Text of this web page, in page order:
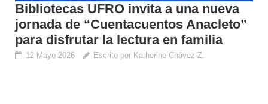
Bibliotecas UFRO invita a una nueva
jornada de “Cuentacuentos Anacleto”
para disfrutar la lectura en familia
12 Mayo 2026 Escrito por Katherine Chávez Z.